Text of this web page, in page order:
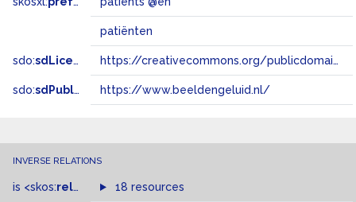
patiënten
sdo:sdLicense https://creativecommons.org/publicdomain/zero/1.0/
sdo:sdPublisher https://www.beeldengeluid.nl/
INVERSE RELATIONS
is <skos:related > of
18 resources